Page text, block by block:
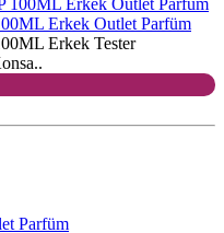
Erkek Outlet Parfüm
Erkek Tester